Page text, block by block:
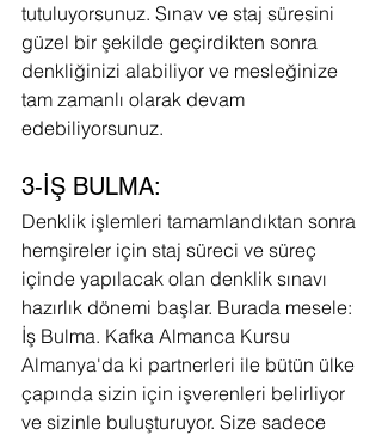
tutuluyorsunuz. Sınav ve staj süresini
güzel bir şekilde geçirdikten sonra
denkliğinizi alabiliyor ve mesleğinize
tam zamanlı olarak devam
edebiliyorsunuz.
3-İŞ BULMA:
Denklik işlemleri tamamlandıktan sonra
hemşireler için staj süreci ve süreç
içinde yapılacak olan denklik sınavı
hazırlık dönemi başlar. Burada mesele:
İş Bulma. Kafka Almanca Kursu
Almanya'da ki partnerleri ile bütün ülke
çapında sizin için işverenleri belirliyor
ve sizinle buluşturuyor. Size sadece